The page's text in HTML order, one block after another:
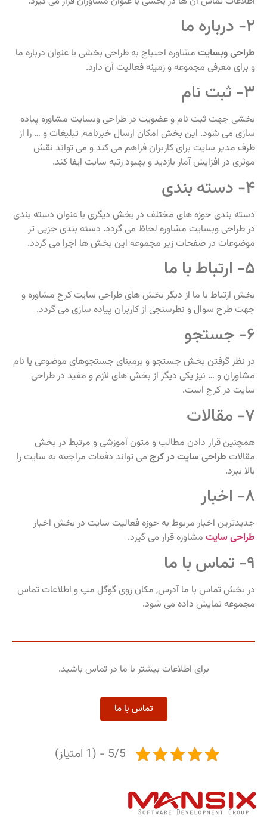
۲- درباره ما
طراحی وبسایت مشاوره احتیاج به طراحی بخشی با عنوان درباره ما
و برای معرفی مجموعه و زمینه فعالیت آن دارد.
۳- ثبت نام
بخشی جهت ثبت نام و عضویت در طراحی وبسایت مشاوره پیاده
سازی می شود. این بخش امکان ارسال خبرنامه, تبلیغات و … را از
طرف مدیر سایت برای کاربران فراهم می کند و می تواند نقش
موثری در افزایش آمار بازدید و بهبود رتبه سایت ایفا کند.
۴- دسته بندی
دسته بندی حوزه های مختلف در بخش دیگری با عنوان دسته بندی
در طراحی وبسایت مشاوره لحاظ می گردد. دسته بندی جزیی تر
موضوعات در صفحات زیر مجموعه این بخش ها اجرا می گردد.
۵- ارتباط با ما
بخش ارتباط با ما از دیگر بخش های طراحی سایت کرج مشاوره و
جهت طرح سوال و نظرسنجی از کاربران پیاده سازی می گردد.
۶- جستجو
در نظر گرفتن بخش جستجو و برمبنای جستجوهای موضوعی یا نام
مشاوران و … نیز یکی دیگر از بخش های لازم و مفید در طراحی
سایت در کرج است.
۷- مقالات
همچنین قرار دادن مطالب و متون آموزشی و مرتبط در بخش
مقالات طراحی سایت در کرج می تواند دفعات مراجعه به سایت را
بالا ببرد.
۸- اخبار
جدیدترین اخبار مربوط به حوزه فعالیت سایت در بخش اخبار
طراحی سایت مشاوره قرار می گیرد.
۹- تماس با ما
در بخش تماس با ما آدرس, مکان روی گوگل مپ و اطلاعات تماس
مجموعه نمایش داده می شود.
برای اطلاعات بیشتر با ما در تماس باشید.
تماس با ما
5/5 - (1 امتیاز)